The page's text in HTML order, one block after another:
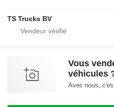
TS Trucks BV
Vous
véhicules
Avec nous,